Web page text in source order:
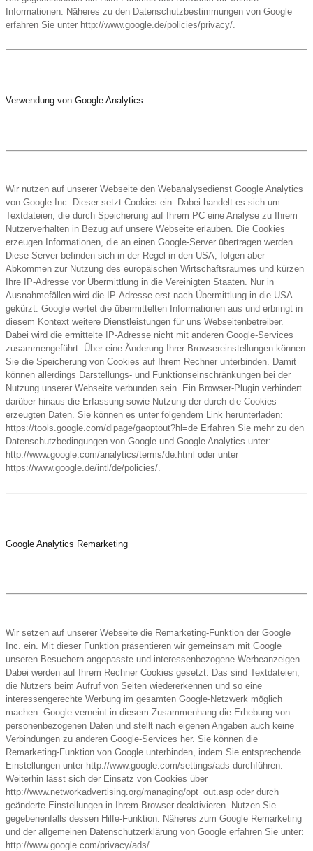
Informationen. Näheres zu den Datenschutzbestimmungen von Google
erfahren Sie unter http://www.google.de/policies/privacy/.
Verwendung von Google Analytics
Wir nutzen auf unserer Webseite den Webanalysedienst Google Analytics
von Google Inc. Dieser setzt Cookies ein. Dabei handelt es sich um
Textdateien, die durch Speicherung auf Ihrem PC eine Analyse zu Ihrem
Nutzerverhalten in Bezug auf unsere Webseite erlauben. Die Cookies
erzeugen Informationen, die an einen Google-Server übertragen werden.
Diese Server befinden sich in der Regel in den USA, folgen aber
Abkommen zur Nutzung des europäischen Wirtschaftsraumes und kürzen
Ihre IP-Adresse vor Übermittlung in die Vereinigten Staaten. Nur in
Ausnahmefällen wird die IP-Adresse erst nach Übermittlung in die USA
gekürzt. Google wertet die übermittelten Informationen aus und erbringt in
diesem Kontext weitere Dienstleistungen für uns Webseitenbetreiber.
Dabei wird die ermittelte IP-Adresse nicht mit anderen Google-Services
zusammengeführt. Über eine Änderung Ihrer Browsereinstellungen können
Sie die Speicherung von Cookies auf Ihrem Rechner unterbinden. Damit
können allerdings Darstellungs- und Funktionseinschränkungen bei der
Nutzung unserer Webseite verbunden sein. Ein Browser-Plugin verhindert
darüber hinaus die Erfassung sowie Nutzung der durch die Cookies
erzeugten Daten. Sie können es unter folgendem Link herunterladen:
https://tools.google.com/dlpage/gaoptout?hl=de Erfahren Sie mehr zu den
Datenschutzbedingungen von Google und Google Analytics unter:
http://www.google.com/analytics/terms/de.html oder unter
https://www.google.de/intl/de/policies/.
Google Analytics Remarketing
Wir setzen auf unserer Webseite die Remarketing-Funktion der Google
Inc. ein. Mit dieser Funktion präsentieren wir gemeinsam mit Google
unseren Besuchern angepasste und interessenbezogene Werbeanzeigen.
Dabei werden auf Ihrem Rechner Cookies gesetzt. Das sind Textdateien,
die Nutzers beim Aufruf von Seiten wiedererkennen und so eine
interessengerechte Werbung im gesamten Google-Netzwerk möglich
machen. Google verneint in diesem Zusammenhang die Erhebung von
personenbezogenen Daten und stellt nach eigenen Angaben auch keine
Verbindungen zu anderen Google-Services her. Sie können die
Remarketing-Funktion von Google unterbinden, indem Sie entsprechende
Einstellungen unter http://www.google.com/settings/ads durchführen.
Weiterhin lässt sich der Einsatz von Cookies über
http://www.networkadvertising.org/managing/opt_out.asp oder durch
geänderte Einstellungen in Ihrem Browser deaktivieren. Nutzen Sie
gegebenenfalls dessen Hilfe-Funktion. Näheres zum Google Remarketing
und der allgemeinen Datenschutzerklärung von Google erfahren Sie unter:
http://www.google.com/privacy/ads/.